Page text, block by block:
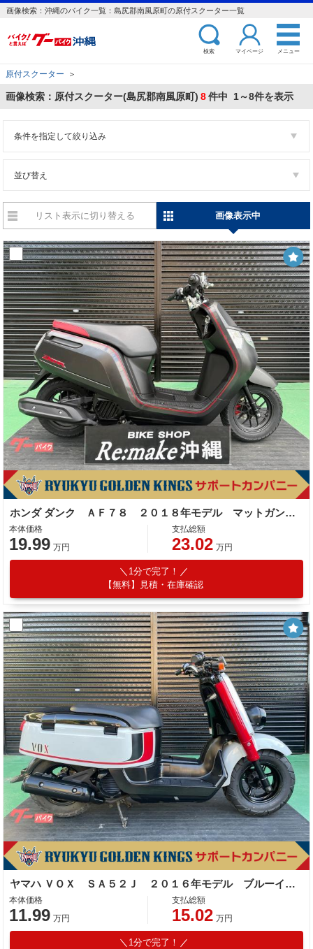
画像検索：沖縄のバイク一覧：島尻郡南風原町の原付スクーター一覧
検索 マイページ メニュー
原付スクーター ＞
画像検索：原付スクーター(島尻郡南風原町) 8件中 1～8件を表示
条件を指定して絞り込み
並び替え
リスト表示に切り替える 画像表示中
ホンダ ダンク ＡＦ７８ ２０１８年モデル マットガンパウダーブラックメタリック
本体価格
19.99 万円
支払総額
23.02 万円
1分で完了！
【無料】見積・在庫確認
ヤマハ ＶＯＸ ＳＡ５２Ｊ ２０１６年モデル ブルーイッシュホワイトカクテル１
本体価格
11.99 万円
支払総額
15.02 万円
1分で完了！